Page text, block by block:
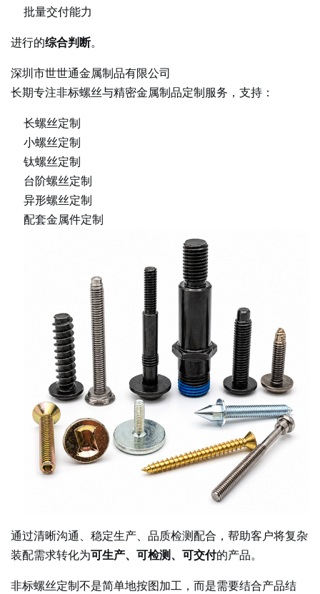
批量交付能力
进行的综合判断。
深圳市世世通金属制品有限公司
长期专注非标螺丝与精密金属制品定制服务，支持：
长螺丝定制
小螺丝定制
钛螺丝定制
台阶螺丝定制
异形螺丝定制
配套金属件定制
通过清晰沟通、稳定生产、品质检测配合，帮助客户将复杂
装配需求转化为可生产、可检测、可交付的产品。
非标螺丝定制不是简单地按图加工，而是需要结合产品结